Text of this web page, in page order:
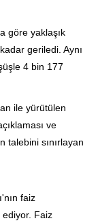
göre yaklaşık
geriledi. Aynı
4 bin 177
ile yürütülen
ve
talebini sınırlayan
faiz
ediyor. Faiz